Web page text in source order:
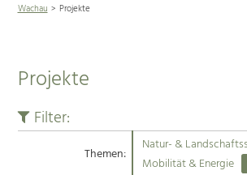
Wachau Projekte
Projekte
Filter:
Themen: Natur- &
Mobilität & Energie